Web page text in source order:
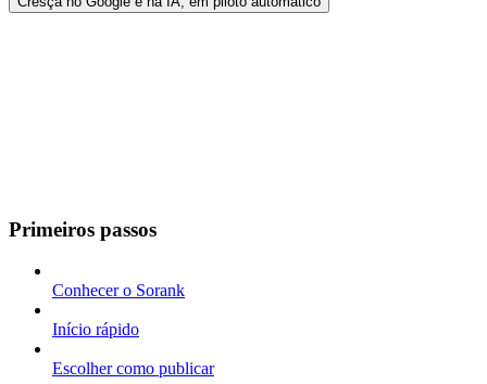
Primeiros passos
Conhecer o Sorank
Início rápido
Escolher como publicar